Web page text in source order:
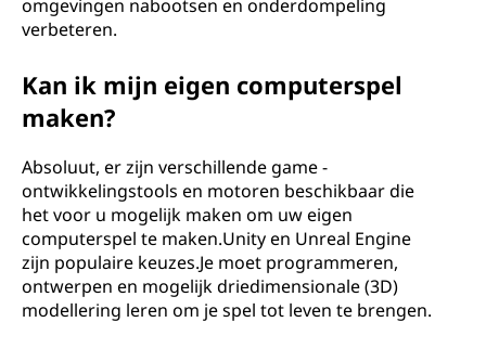
omgevingen nabootsen en onderdompeling
verbeteren.
Kan ik mijn eigen computerspel
maken?
Absoluut, er zijn verschillende game -
ontwikkelingstools en motoren beschikbaar die
het voor u mogelijk maken om uw eigen
computerspel te maken.Unity en Unreal Engine
zijn populaire keuzes.Je moet programmeren,
ontwerpen en mogelijk driedimensionale (3D)
modellering leren om je spel tot leven te brengen.